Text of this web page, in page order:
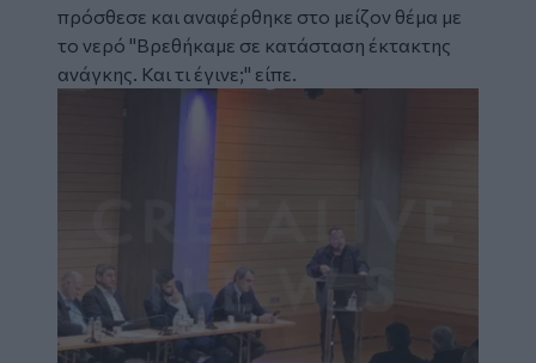
πρόσθεσε και αναφέρθηκε στο μείζον θέμα με
το νερό "Βρεθήκαμε σε κατάσταση έκτακτης
ανάγκης. Και τι έγινε;" είπε.